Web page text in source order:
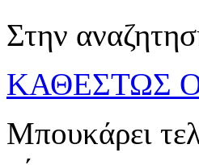
Στην
ΚΑΘΕΣΤΩΣ
Μπουκάρει